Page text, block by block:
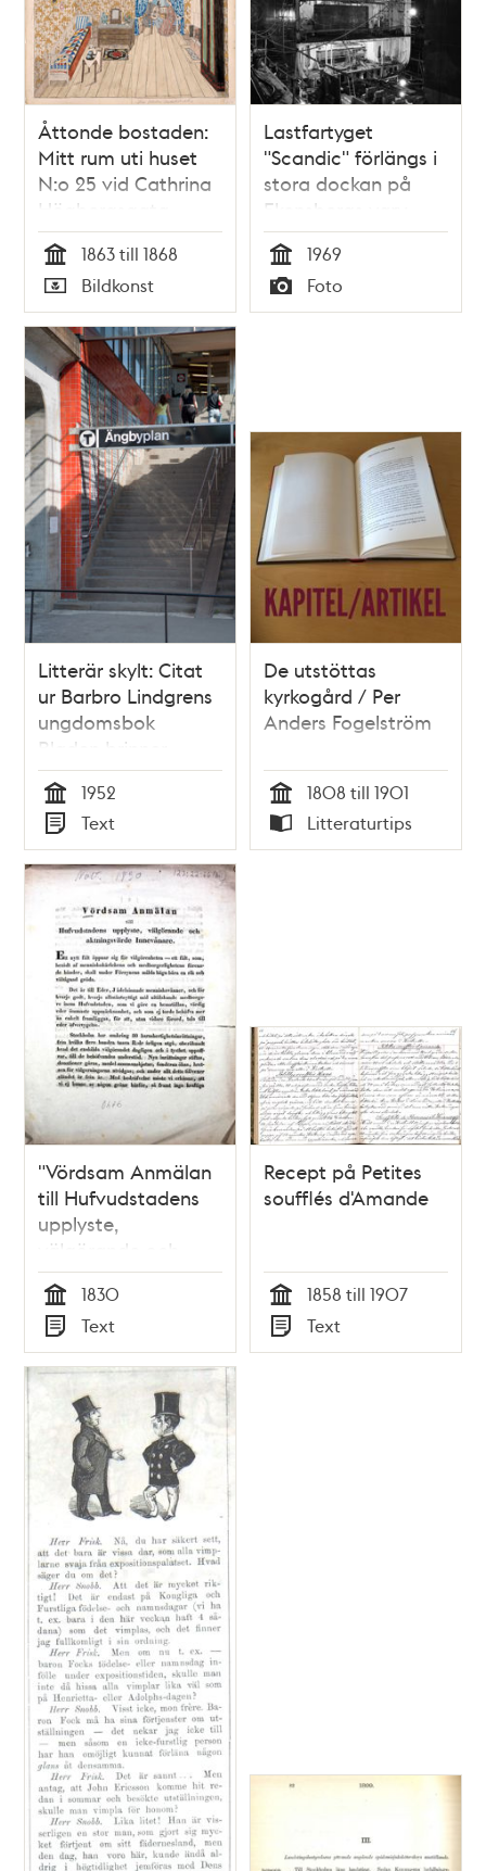
Åttonde bostaden:
Mitt rum uti huset
N:o 25 vid Cathrina
Högbergsgata,
Qvarteret
Pelarebacken större,
3 tr upp
Tid
1863 till 1868
Typ
Bildkonst
Lastfartyget
"Scandic" förlängs i
stora dockan på
Ekensbergs varv
Tid
1969
Typ
Foto
Litterär skylt: Citat
ur Barbro Lindgrens
ungdomsbok
Bladen brinner
Tid
1952
Typ
Text
De utstöttas
kyrkogård / Per
Anders Fogelström
Tid
1808 till 1901
Typ
Litteraturtips
"Vördsam Anmälan
till Hufvudstadens
upplyste,
välgörande och
aktningsvärde
Innevånare” 1830
Tid
1830
Typ
Text
Recept på Petites
soufflés d'Amande
Tid
1858 till 1907
Typ
Text